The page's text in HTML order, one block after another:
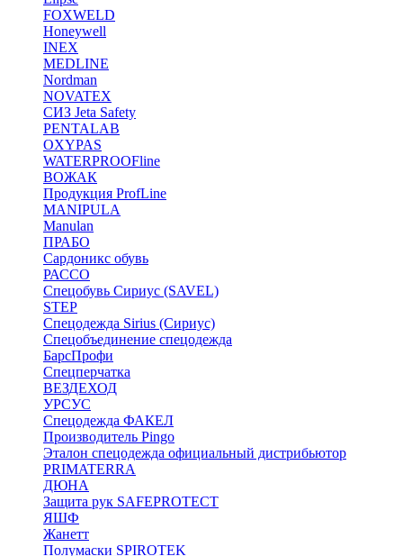
FOXWELD
Honeywell
INEX
MEDLINE
Nordman
NOVATEX
СИЗ Jeta Safety
PENTALAB
OXYPAS
WATERPROOFline
ВОЖАК
Продукция ProfLine
MANIPULA
Manulan
ПРАБО
Сардоникс обувь
РАССО
Спецобувь Сириус (SAVEL)
STEP
Спецодежда Sirius (Сириус)
Спецобъединение спецодежда
БарсПрофи
Спецперчатка
ВЕЗДЕХОД
УРСУС
Спецодежда ФАКЕЛ
Производитель Pingo
Эталон спецодежда официальный дистрибьютор
PRIMATERRA
ДЮНА
Защита рук SAFEPROTECT
ЯШФ
Жанетт
Полумаски SPIROTEK